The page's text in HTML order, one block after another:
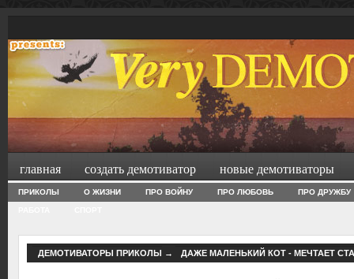
главная создать демотиватор новые демотиваторы
ПРИКОЛЫ О ЖИЗНИ ПРО ВОЙНУ ПРО ЛЮБОВЬ ПРО ДРУЖБУ
ДЕМОТИВАТОРЫ ПРИКОЛЫ → ДАЖЕ МАЛЕНЬКИЙ КОТ - МЕЧТАЕТ